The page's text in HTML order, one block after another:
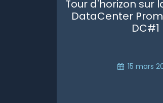
Tour d'horizon sur
DataCenter
DC#1
15 mars